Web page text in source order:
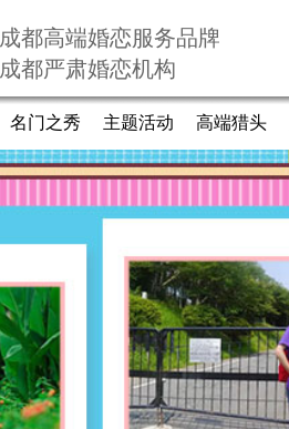
成都高端婚恋服务品牌
成都严肃婚恋机构
名门之秀 主题活动 高端猎头